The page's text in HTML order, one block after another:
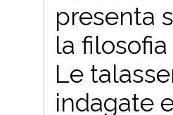
presenta
la
Le
indagate